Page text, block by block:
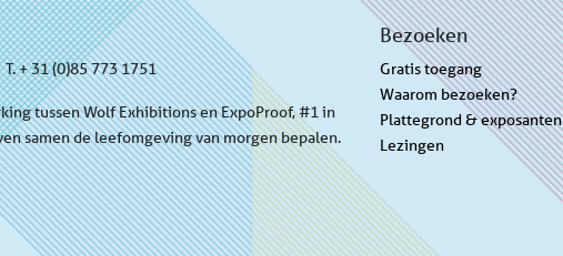
+ 31 (0)85 773 1751
tussen Wolf Exhibitions en ExpoProof, #1 in
samen de leefomgeving van morgen bepalen.
Bezoeken
Gratis toegang
Waarom bezoeken?
Plattegrond & exposanten
Lezingen